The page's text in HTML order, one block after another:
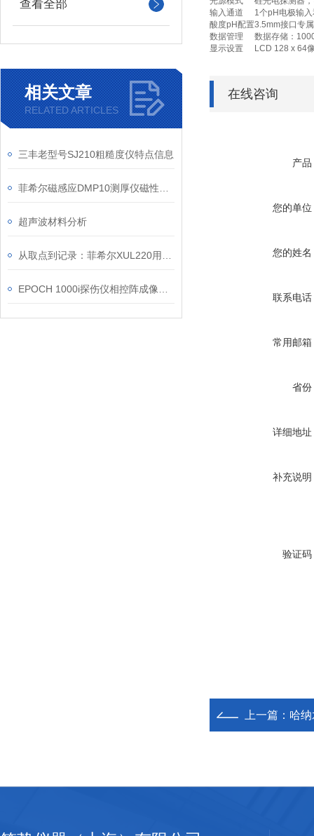
查看全部
相关文章
RELATED ARTICLES
三丰老型号SJ210粗糙度仪特点信息
超声波材料分析
输入通道
1个pH电极输
酸度pH配置3.5mm接口专
数据管理
数据存储：
显示设置
LCD 128 x 64
在线咨询
产品
您的单位
您的姓名
联系电话
常用邮箱
省份
详细地址
补充说明
验证码
上一篇： 哈